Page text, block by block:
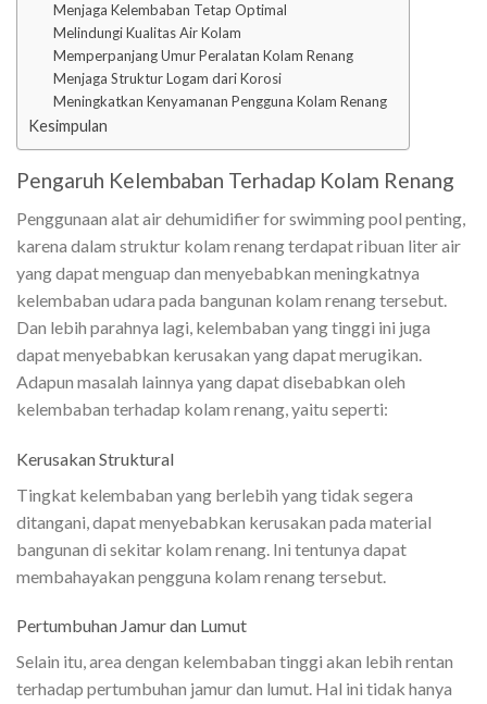
Menjaga Kelembaban Tetap Optimal
Melindungi Kualitas Air Kolam
Memperpanjang Umur Peralatan Kolam Renang
Menjaga Struktur Logam dari Korosi
Meningkatkan Kenyamanan Pengguna Kolam Renang
Kesimpulan
Pengaruh Kelembaban Terhadap Kolam Renang
Penggunaan alat air dehumidifier for swimming pool penting,
karena dalam struktur kolam renang terdapat ribuan liter air
yang dapat menguap dan menyebabkan meningkatnya
kelembaban udara pada bangunan kolam renang tersebut.
Dan lebih parahnya lagi, kelembaban yang tinggi ini juga
dapat menyebabkan kerusakan yang dapat merugikan.
Adapun masalah lainnya yang dapat disebabkan oleh
kelembaban terhadap kolam renang, yaitu seperti:
Kerusakan Struktural
Tingkat kelembaban yang berlebih yang tidak segera
ditangani, dapat menyebabkan kerusakan pada material
bangunan di sekitar kolam renang. Ini tentunya dapat
membahayakan pengguna kolam renang tersebut.
Pertumbuhan Jamur dan Lumut
Selain itu, area dengan kelembaban tinggi akan lebih rentan
terhadap pertumbuhan jamur dan lumut. Hal ini tidak hanya